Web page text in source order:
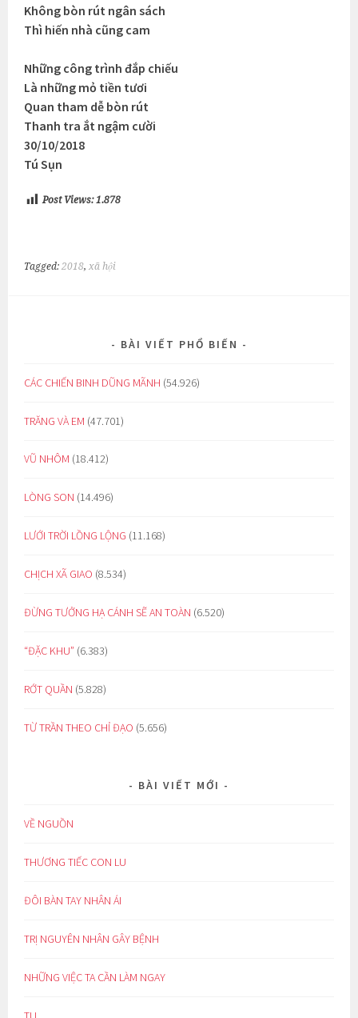
Không bòn rút ngân sách
Thì hiến nhà cũng cam
Những công trình đắp chiếu
Là những mỏ tiền tươi
Quan tham dễ bòn rút
Thanh tra ắt ngậm cười
30/10/2018
Tú Sụn
Post Views: 1.878
Tagged:2018, xã hội
BÀI VIẾT PHỔ BIẾN
CÁC CHIẾN BINH DŨNG MÃNH (54.926)
TRĂNG VÀ EM (47.701)
VŨ NHÔM (18.412)
LÒNG SON (14.496)
LƯỚI TRỜI LỒNG LỘNG (11.168)
CHỊCH XÃ GIAO (8.534)
ĐỪNG TƯỞNG HẠ CÁNH SẼ AN TOÀN (6.520)
“ĐẶC KHU” (6.383)
RỚT QUẦN (5.828)
TỪ TRẦN THEO CHỈ ĐẠO (5.656)
BÀI VIẾT MỚI
VỀ NGUỒN
THƯƠNG TIẾC CON LU
ĐÔI BÀN TAY NHÂN ÁI
TRỊ NGUYÊN NHÂN GÂY BỆNH
NHỮNG VIỆC TA CẦN LÀM NGAY